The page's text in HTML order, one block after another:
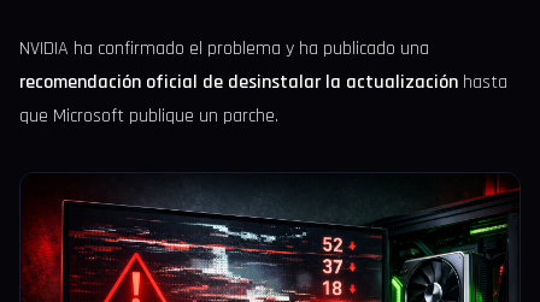
NVIDIA ha confirmado el problema y ha publicado una
recomendación oficial de desinstalar la actualización hasta
que Microsoft publique un parche.